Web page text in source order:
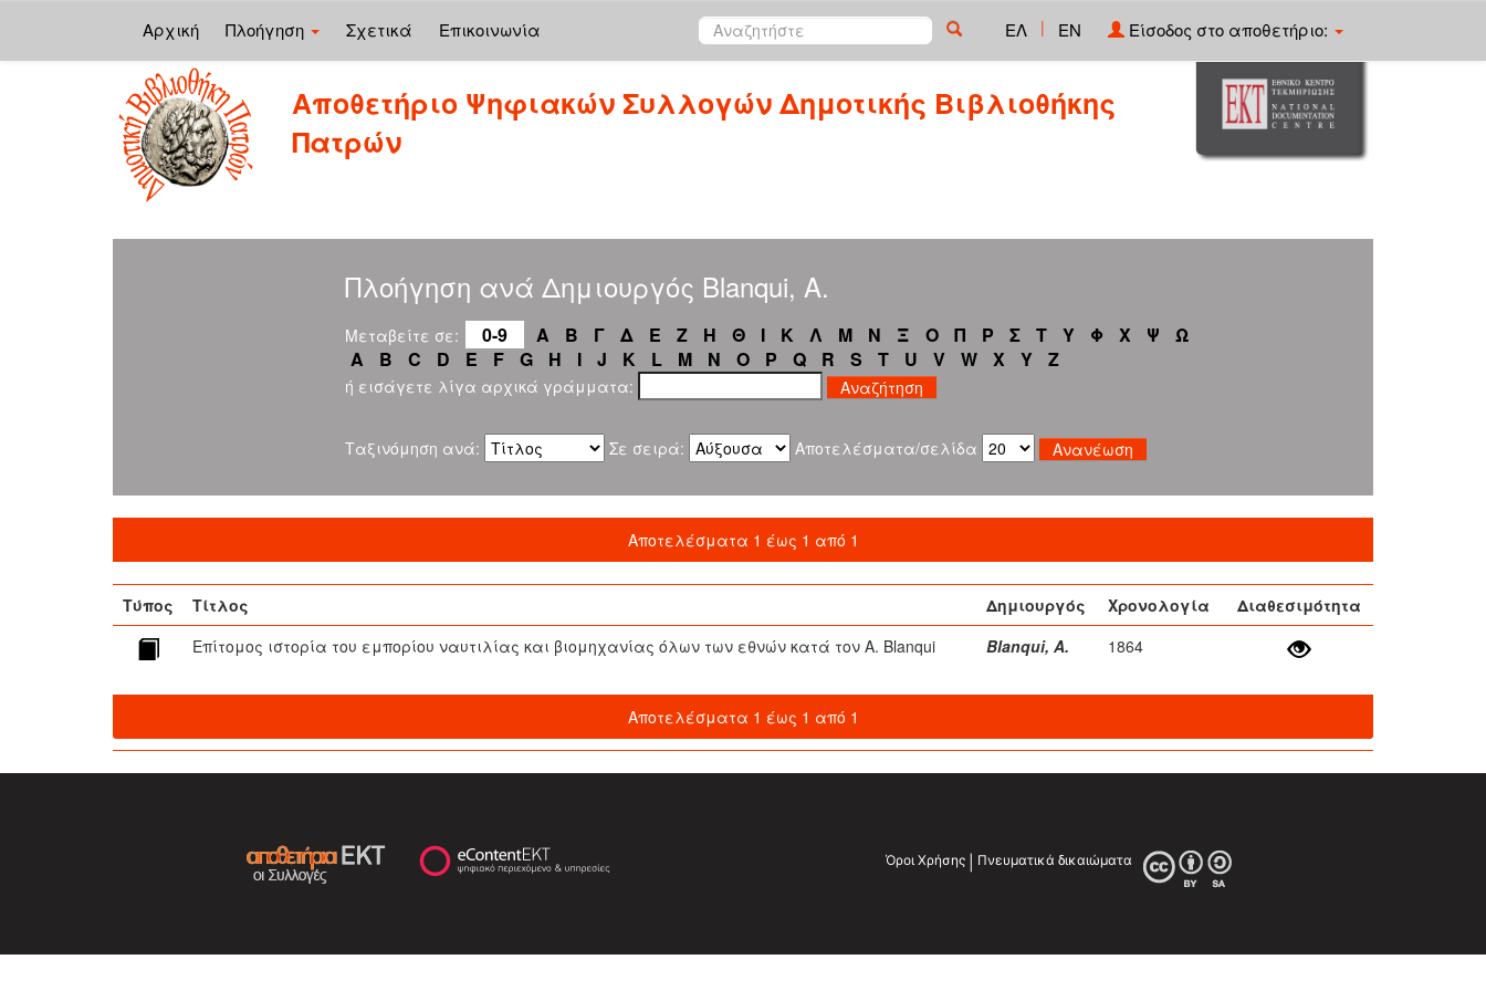
Αρχική Πλοήγηση Σχετικά Επικοινωνία ΕΛ | EN Είσοδος στο αποθετήριο:
Αποθετήριο Ψηφιακών Συλλογών Δημοτικής Βιβλιοθήκης
Πατρών
Πλοήγηση ανά Δημιουργός Blanqui, A.
Μεταβείτε σε: 0-9 Α Β Γ Δ Ε Ζ Η Θ Ι Κ Λ Μ Ν Ξ Ο Π Ρ Σ Τ Υ Φ Χ Ψ
Ω
A
B C D E F G H I J K L M N O P Q R S T U V W X Y Z
ή εισάγετε λίγα αρχικά γράμματα:
Ταξινόμηση ανά: Σε σειρά: Αποτελέσματα/σελίδα
Αποτελέσματα 1 έως 1 από 1
Τύπος Τίτλος Δημιουργός Χρονολογία
Διαθεσιμότητα
Επίτομος ιστορία του εμπορίου ναυτιλίας και βιομηχανίας όλων των εθνών κατά τον A. Blanqui
Blanqui, A. 1864
Αποτελέσματα 1 έως 1 από 1